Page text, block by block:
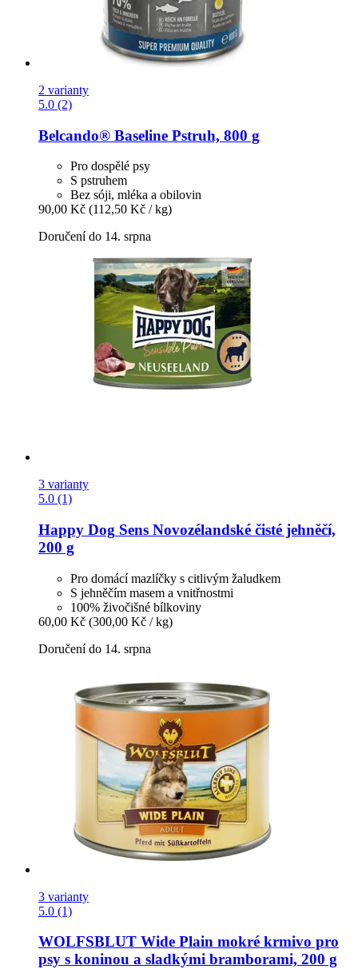
2 varianty
5.0 (2)
Belcando® Baseline Pstruh, 800 g
Pro dospělé psy
S pstruhem
Bez sóji, mléka a obilovin
90,00 Kč (112,50 Kč / kg)
Doručení do 14. srpna
3 varianty
5.0 (1)
Happy Dog Sens Novozélandské čisté jehněčí,
200 g
Pro domácí mazlíčky s citlivým žaludkem
S jehněčím masem a vnitřnostmi
100% živočišné bílkoviny
60,00 Kč (300,00 Kč / kg)
Doručení do 14. srpna
3 varianty
5.0 (1)
WOLFSBLUT Wide Plain mokré krmivo pro
psy s koninou a sladkými bramborami, 200 g